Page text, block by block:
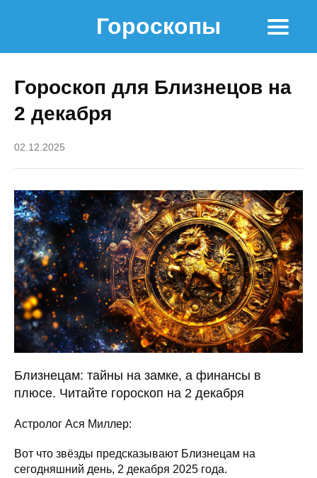
Гороскопы
Гороскоп для Близнецов на
2 декабря
02.12.2025
Близнецам: тайны на замке, а финансы в
плюсе. Читайте гороскоп на 2 декабря
Астролог Ася Миллер:
Вот что звёзды предсказывают Близнецам на
сегодняшний день, 2 декабря 2025 года.